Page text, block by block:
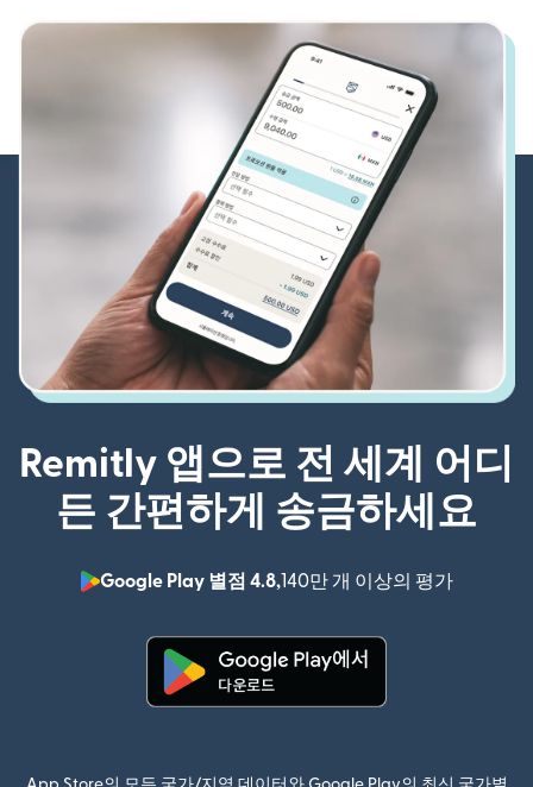
Remitly 앱으로 전 세계 어디
든 간편하게 송금하세요
Google Play 별점 4.8,140만 개 이상의 평가